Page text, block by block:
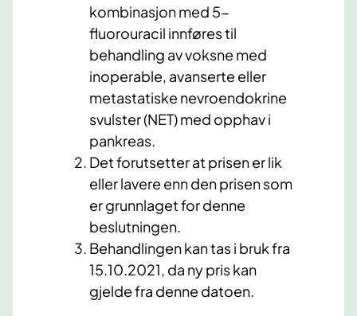
kombinasjon med 5-
fluorouracil innføres til
behandling av voksne med
inoperable, avanserte eller
metastatiske nevroendokrine
svulster (NET) med opphav i
pankreas.
Det forutsetter at prisen er lik
eller lavere enn den prisen som
er grunnlaget for denne
beslutningen.
Behandlingen kan tas i bruk fra
15.10.2021, da ny pris kan
gjelde fra denne datoen.​